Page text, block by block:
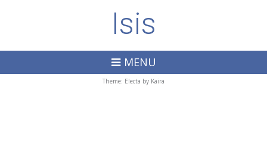
Isis
MENU
Theme: Electa by Kaira